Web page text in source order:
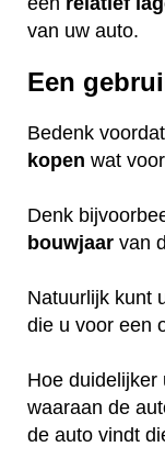
van uw auto.
Een
Bedenk
kopen wat
Denk
bouwjaar van
Natuurlijk kunt
die u voor een
Hoe duidelijker
waaraan de
de auto vindt